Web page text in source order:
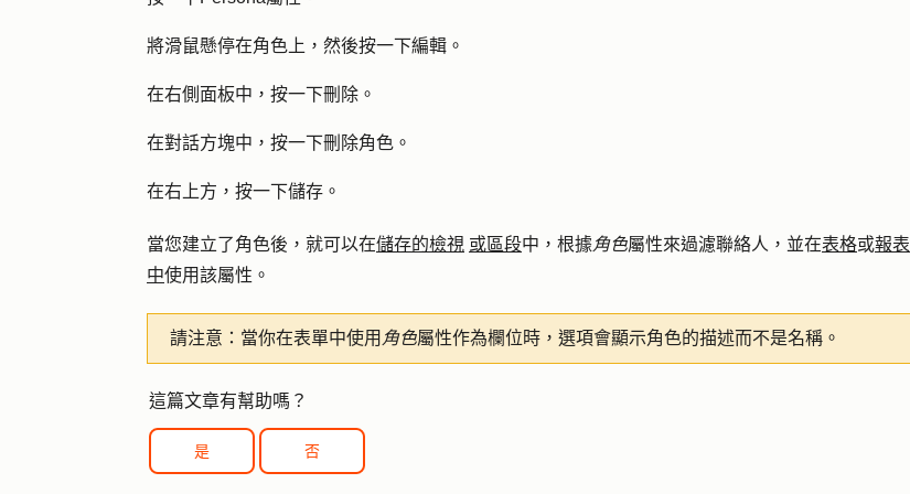
將滑鼠懸停在角色上，然後按一下編輯 。
在右側面板中，按一下刪除 。
在對話方塊中，按一下刪除角色 。
在右上方，按一下儲存 。
當您建立了角色後，就可以在儲存的檢視 或區段中，根據角色屬性來過濾聯絡人，並在表格或報表
中使用該屬性。
請注意： 當你在表單中使用 角色屬性作為欄位時，選項會顯示角色的描述而不是名稱。
這篇文章有幫助嗎？
是 否